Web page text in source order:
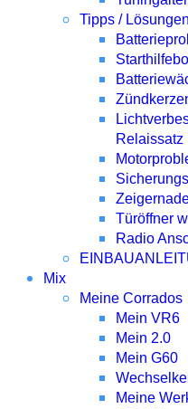
Tipps / Lösungen
Relaissatz
Türöffner
Radio
Mix
Meine Corrados
Mein VR6
Mein 2.0
Mein G60
Meine